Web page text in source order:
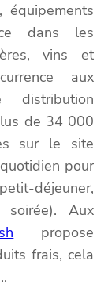
équipements
dans les
vins et
aux
de 34 000
sur le site
pour
déjeuner,
Aux
propose
frais, cela